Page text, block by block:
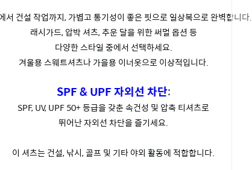
서 건설 작업까지, 가볍고 통기성이 좋은 핏으로 일상복으로 완벽합니다.
래시가드, 압박 셔츠, 추운 달을 위한 써멀 옵션 등
다양한 스타일 중에서 선택하세요.
겨울용 스웨트셔츠나 가을용 이너옷으로 이상적입니다.
SPF & UPF 자외선 차단:
SPF, UV, UPF 50+ 등급을 갖춘 속건성 및 압축 티셔츠로
뛰어난 자외선 차단을 즐기세요.
이 셔츠는 건설, 낚시, 골프 및 기타 야외 활동에 적합합니다.